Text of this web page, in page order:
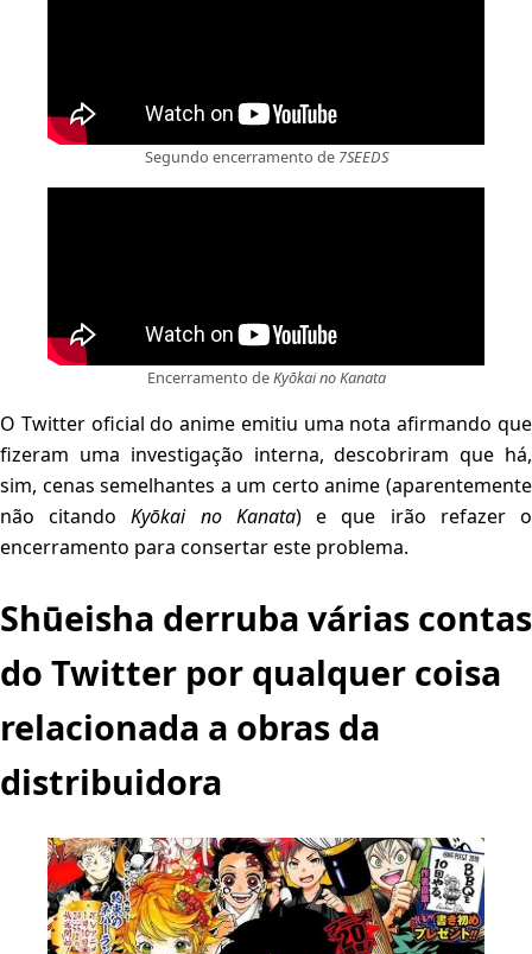
Segundo encerramento de 7SEEDS
Encerramento deKyōkai no Kanata
O Twitter oficial do anime emitiu uma nota afirmando que
fizeram uma investigação interna, descobriram que há,
sim, cenas semelhantes a um certo anime (aparentemente
não citandoKyōkai no Kanata) e que irão refazer o
encerramento para consertar este problema.
Shūeisha derruba várias contas
do Twitter por qualquer coisa
relacionada a obras da
distribuidora